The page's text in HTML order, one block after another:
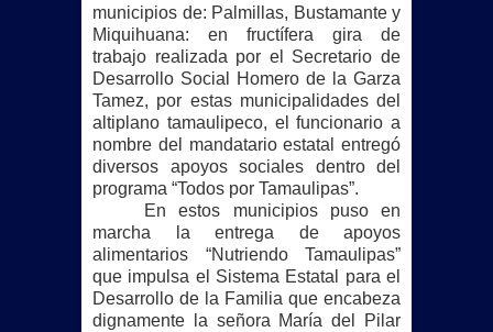
municipios de: Palmillas, Bustamante y
Miquihuana: en fructífera gira de
trabajo realizada por el Secretario de
Desarrollo Social Homero de la Garza
Tamez, por estas municipalidades del
altiplano tamaulipeco, el funcionario a
nombre del mandatario estatal entregó
diversos apoyos sociales dentro del
programa “Todos por Tamaulipas”.
En estos municipios puso en
marcha la entrega de apoyos
alimentarios “Nutriendo Tamaulipas”
que impulsa el Sistema Estatal para el
Desarrollo de la Familia que encabeza
dignamente la señora María del Pilar